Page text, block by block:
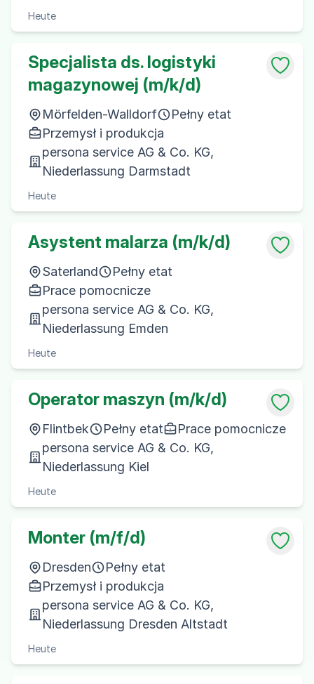
Heute
Specjalista ds. logistyki
magazynowej (m/k/d)
Mörfelden-Walldorf
Pełny etat
Przemysł i produkcja
persona service AG & Co. KG,
Niederlassung Darmstadt
Heute
Asystent malarza (m/k/d)
Saterland
Pełny etat
Prace pomocnicze
persona service AG & Co. KG,
Niederlassung Emden
Heute
Operator maszyn (m/k/d)
Flintbek Pełny etat
Prace pomocnicze
persona service AG & Co. KG,
Niederlassung Kiel
Heute
Monter (m/f/d)
Dresden
Pełny etat
Przemysł i produkcja
persona service AG & Co. KG,
Niederlassung Dresden Altstadt
Heute